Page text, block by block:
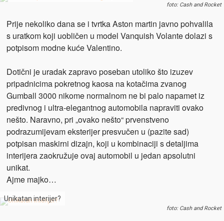
foto: Cash and Rocket
Prije nekoliko dana se i tvrtka Aston martin javno pohvalila
s uratkom koji uobličen u model Vanquish Volante dolazi s
potpisom modne kuće Valentino.
Dotični je uradak zapravo poseban utoliko što izuzev
pripadnicima pokretnog kaosa na kotačima zvanog
Gumball 3000 nikome normalnom ne bi palo napamet iz
predivnog i ultra-elegantnog automobila napraviti ovako
nešto. Naravno, pri „ovako nešto“ prvenstveno
podrazumijevam eksterijer presvučen u (pazite sad)
potpisan maskirni dizajn, koji u kombinaciji s detaljima
interijera zaokružuje ovaj automobil u jedan apsolutni
unikat.
Ajme majko…
Unikatan interijer?
foto: Cash and Rocket